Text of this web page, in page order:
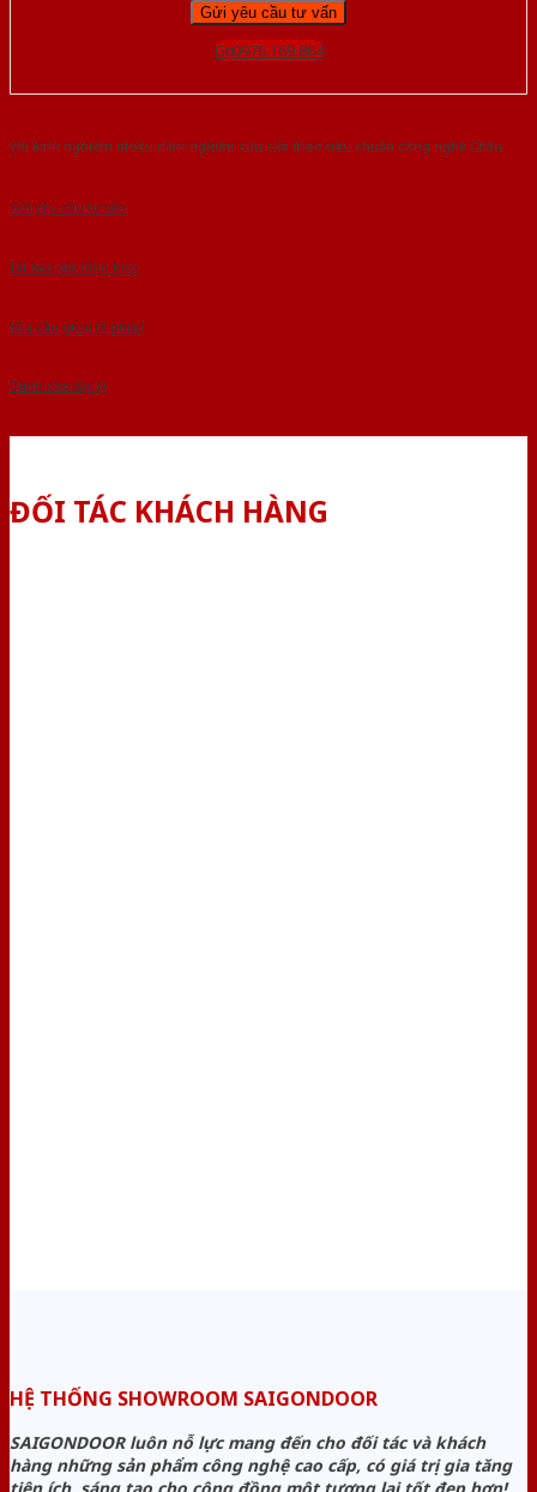
Gọi 0976.169.864
Với kinh nghiệm nhiêu năm nghiên cứu cửa theo tiêu chuẩn công nghệ Châu
Gửi yêu cầu tư vấn
Tải báo giá tổng hợp
Yêu cầu gọi lại (3 phút)
Dành cho đại lý
ĐỐI TÁC KHÁCH HÀNG
HỆ THỐNG SHOWROOM SAIGONDOOR
SAIGONDOOR luôn nỗ lực mang đến cho đối tác và khách
hàng những sản phẩm công nghệ cao cấp, có giá trị gia tăng